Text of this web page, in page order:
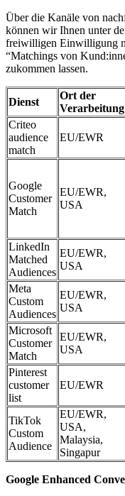
Über die Kanäle von
können wir Ihnen unter
freiwilligen Einwilligung
“Matchings von
zukommen lassen.
Dienst
Ort der
Verarbeitung
Criteo
audience
match
EU/EWR
Google
Customer
Match
EU/EWR,
USA
LinkedIn
Matched
Audiences
EU/EWR,
USA
Meta
Custom
Audiences
EU/EWR,
USA
Microsoft
Customer
Match
EU/EWR,
USA
Pinterest
customer
list
EU/EWR
TikTok
Custom
Audience
EU/EWR,
USA,
Malaysia,
Singapur
Google Enhanced